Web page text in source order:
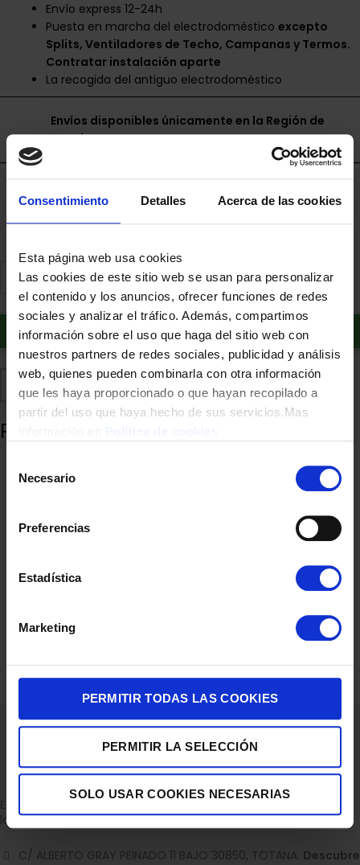
Consentimiento Detalles Acerca de las cookies
Esta página web usa cookies
Las cookies de este sitio web se usan para personalizar
el contenido y los anuncios, ofrecer funciones de redes
sociales y analizar el tráfico. Además, compartimos
información sobre el uso que haga del sitio web con
nuestros partners de redes sociales, publicidad y análisis
web, quienes pueden combinarla con otra información
que les haya proporcionado o que hayan recopilado a
partir del uso que haya hecho de sus servicios.Mas
Necesario
Preferencias
Estadística
Marketing
PERMITIR TODAS LAS COOKIES
PERMITIR LA SELECCIÓN
SOLO USAR COOKIES NECESARIAS
Envío express 12-24h
Puesta en marcha del electrodomésticoexcepto
Splits, Ventiladores de Techo, Campanas y Termos.
Contratar instalación aparte
La recogida del antiguo electrodoméstico
Envíos disponibles únicamente en la Región de
Murcia.
Añadir al carrito
Añadir a favoritos
Productos relacionados
SECADOR PELO UFESA SUNSET 2200W AC DIFUSOR
25,90€
Empresa dedicada a la venta de accesorios para el hogar con
la experiencia de 36 años.
C/ ALBERTO GRAY PEINADO 11 BAJO 30850, TOTANA. Descubre